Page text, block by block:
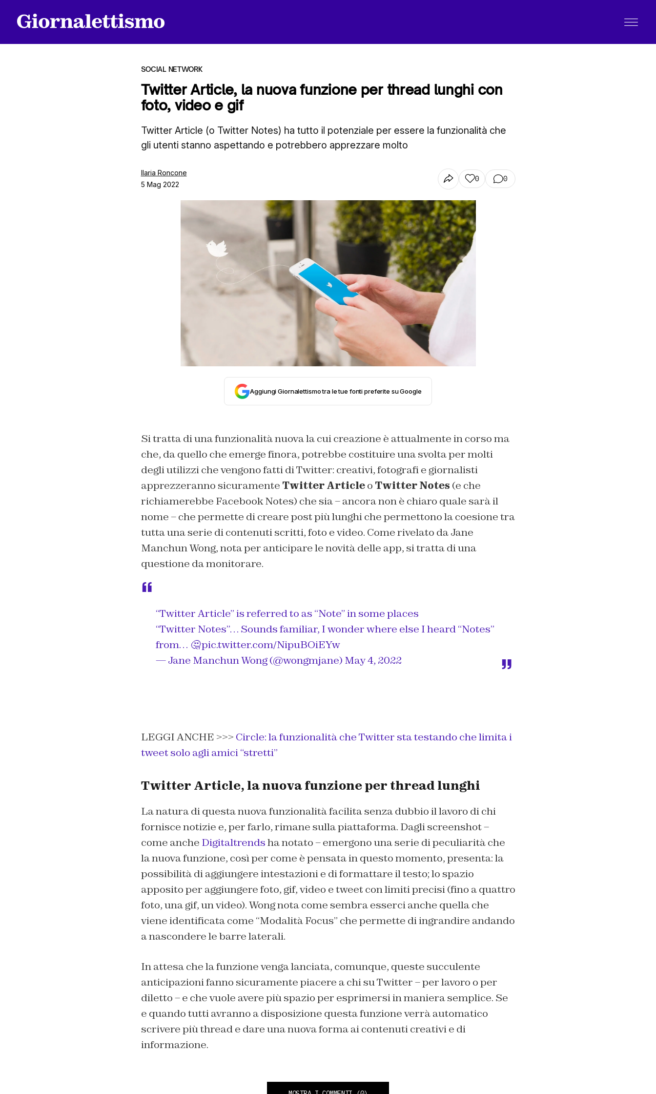
SOCIAL NETWORK
Twitter Article, la nuova funzione per thread lunghi con
foto, video e gif
Twitter Article (o Twitter Notes) ha tutto il potenziale per essere la funzionalità che
gli utenti stanno aspettando e potrebbero apprezzare molto
Ilaria Roncone
5 Mag 2022
0 0
Aggiungi Giornalettismo tra le tue fonti preferite su Google
Si tratta di una funzionalità nuova la cui creazione è attualmente in corso ma
che, da quello che emerge finora, potrebbe costituire una svolta per molti
degli utilizzi che vengono fatti di Twitter: creativi, fotografi e giornalisti
apprezzeranno sicuramente Twitter Articleo Twitter Notes (e che
richiamerebbe Facebook Notes) che sia – ancora non è chiaro quale sarà il
nome – che permette di creare post più lunghi che permettono la coesione tra
tutta una serie di contenuti scritti, foto e video. Come rivelato da Jane
Manchun Wong, nota per anticipare le novità delle app, si tratta di una
questione da monitorare.
“Twitter Article” is referred to as “Note” in some places
“Twitter Notes”… Sounds familiar, I wonder where else I heard “Notes”
from… 🤔pic.twitter.com/NipuBOiEYw
— Jane Manchun Wong (@wongmjane) May 4, 2022
LEGGI ANCHE >>> Circle: la funzionalità che Twitter sta testando che limita i
tweet solo agli amici “stretti”
Twitter Article, la nuova funzione per thread lunghi
La natura di questa nuova funzionalità facilita senza dubbio il lavoro di chi
fornisce notizie e, per farlo, rimane sulla piattaforma. Dagli screenshot –
come anche Digitaltrendsha notato – emergono una serie di peculiarità che
la nuova funzione, così per come è pensata in questo momento, presenta: la
possibilità di aggiungere intestazioni e di formattare il testo; lo spazio
apposito per aggiungere foto, gif, video e tweet con limiti precisi (fino a quattro
foto, una gif, un video). Wong nota come sembra esserci anche quella che
viene identificata come “Modalità Focus” che permette di ingrandire andando
a nascondere le barre laterali.
In attesa che la funzione venga lanciata, comunque, queste succulente
anticipazioni fanno sicuramente piacere a chi su Twitter – per lavoro o per
diletto – e che vuole avere più spazio per esprimersi in maniera semplice. Se
e quando tutti avranno a disposizione questa funzione verrà automatico
scrivere più thread e dare una nuova forma ai contenuti creativi e di
informazione.